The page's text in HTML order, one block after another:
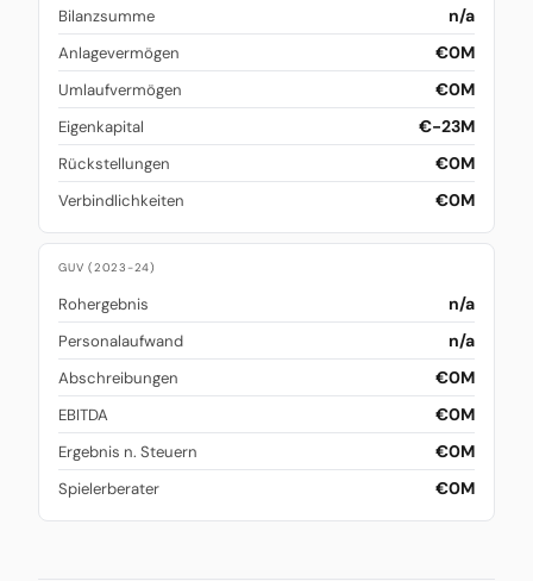
Bilanzsumme n/a
Anlagevermögen €0M
Umlaufvermögen €0M
Eigenkapital €-23M
Rückstellungen €0M
Verbindlichkeiten €0M
GUV (2023-24)
Rohergebnis n/a
Personalaufwand n/a
Abschreibungen €0M
EBITDA €0M
Ergebnis n. Steuern €0M
Spielerberater €0M